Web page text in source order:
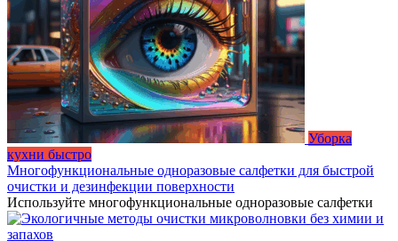
Уборка
кухни быстро
Многофункциональные одноразовые салфетки для быстрой
очистки и дезинфекции поверхности
Используйте многофункциональные одноразовые салфетки